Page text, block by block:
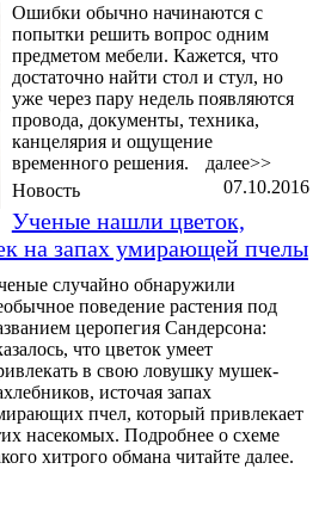
Ошибки обычно начинаются с
попытки решить вопрос одним
предметом мебели. Кажется, что
достаточно найти стол и стул, но
уже через пару недель появляются
провода, документы, техника,
канцелярия и ощущение
временного решения.
далее>>
07.10.2016
Новость
Ученые нашли цветок,
на запах умирающей пчелы
случайно обнаружили
поведение растения под
церопегия Сандерсона:
что цветок умеет
в свою ловушку мушек-
источая запах
пчел, который привлекает
насекомых. Подробнее о схеме
хитрого обмана читайте далее.